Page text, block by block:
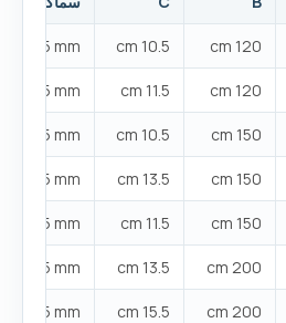
120 cm
10.5 cm
65 / 5 mm
120 cm
11.5 cm
80 / 5 mm
150 cm
10.5 cm
80 / 5 mm
150 cm
13.5 cm
100 / 5 mm
150 cm
11.5 cm
80 / 5 mm
200 cm
13.5 cm
100 / 5 mm
200 cm
15.5 cm
120 / 5 mm